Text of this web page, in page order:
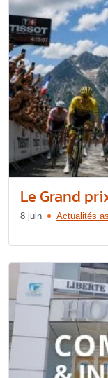
Le Grand
8 juin Actualités